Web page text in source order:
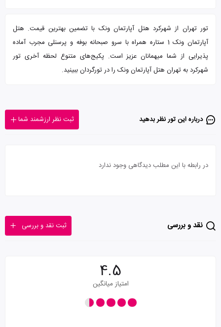
تور تهران از شهرکرد هتل آپارتمان ونک با تضمین بهترین قیمت. هتل
آپارتمان ونک 1 ستاره همراه با سرو صبحانه بوفه و پرسنلی مجرب آماده
پذیرایی از شما میهمانان عزیز است. پکیج‌های متنوع لحظه آخری تور
شهرکرد به تهران هتل آپارتمان ونک را در تورگردان ببینید.
درباره این تور‌ نظر بدهید ثبت نظر ارزشمند شما
در رابطه با این مطلب دیدگاهی وجود ندارد
نقد و بررسی ثبت نقد و بررسی
4.5
امتیاز میانگین